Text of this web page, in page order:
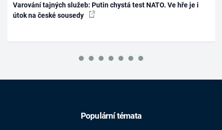
Varování tajných služeb: Putin chystá test NATO. Ve hře je i
útok na české sousedy
Populární témata